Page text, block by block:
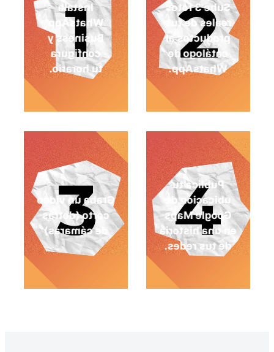
Instala
WhatsApp
Business y
configura
tu horario.
Sube 3 fotos
reales de tus
productos al
catálogo de
WhatsApp.
Graba un video
corto (detrás
de cámaras)
Publica tu
ubicación de
Google Maps
en una historia
de tus redes.